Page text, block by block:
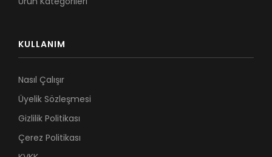
KULLANIM
Nasıl Çalışır
Üyelik Sözleşmesi
Gizlilik Politikası
Çerez Politikası